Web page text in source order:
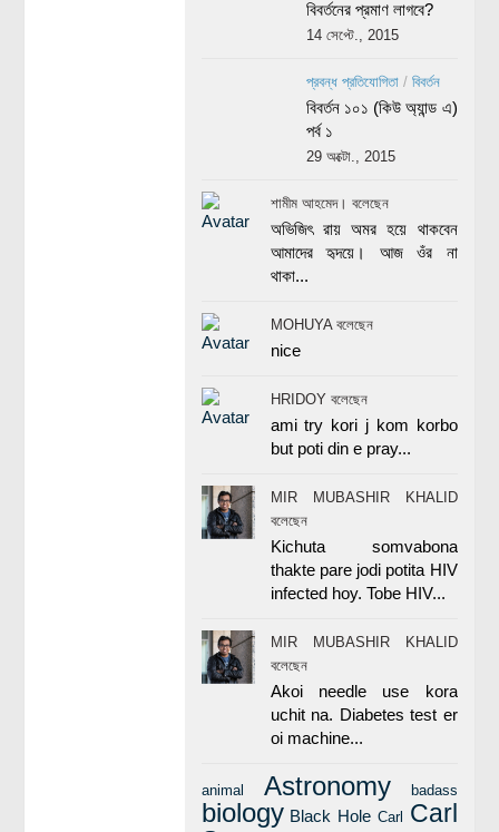
বিবর্তনের প্রমাণ লাগবে?
14 সেপ্টে., 2015
প্রবন্ধ প্রতিযোগিতা/ বিবর্তন
বিবর্তন ১০১ (কিউ অ্যান্ড এ)
পর্ব ১
29 অক্টো., 2015
শামীম আহমেদ। বলেছেন
অভিজিৎ রায় অমর হয়ে থাকবেন
আমাদের হৃদয়ে। আজ ওঁর না
থাকা...
MOHUYA বলেছেন
nice
HRIDOY বলেছেন
ami try kori j kom korbo
but poti din e pray...
MIR MUBASHIR KHALID
বলেছেন
Kichuta somvabona
thakte pare jodi potita HIV
infected hoy. Tobe HIV...
MIR MUBASHIR KHALID
বলেছেন
Akoi needle use kora
uchit na. Diabetes test er
oi machine...
animal Astronomy badass
biology Black Hole Carl
Carl